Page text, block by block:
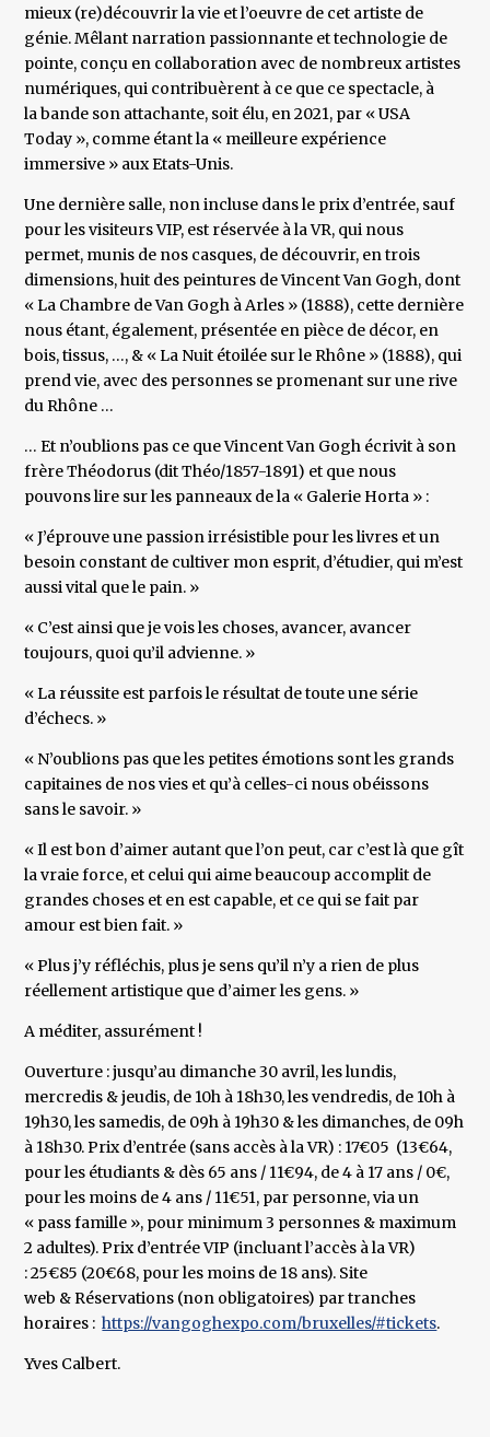
mieux (re)découvrir la vie et l’oeuvre de cet artiste de
génie. Mêlant narration passionnante et technologie de
pointe, conçu en collaboration avec de nombreux artistes
numériques, qui contribuèrent à ce que ce spectacle, à
la bande son attachante, soit élu, en 2021, par « USA
Today », comme étant la « meilleure expérience
immersive » aux Etats-Unis.
Une dernière salle, non incluse dans le prix d’entrée, sauf
pour les visiteurs VIP, est réservée à la VR, qui nous
permet, munis de nos casques, de découvrir, en trois
dimensions, huit des peintures de Vincent Van Gogh, dont
« La Chambre de Van Gogh à Arles » (1888), cette dernière
nous étant, également, présentée en pièce de décor, en
bois, tissus, …, & « La Nuit étoilée sur le Rhône » (1888), qui
prend vie, avec des personnes se promenant sur une rive
du Rhône …
… Et n’oublions pas ce que Vincent Van Gogh écrivit à son
frère Théodorus (dit Théo/1857-1891) et que nous
pouvons lire sur les panneaux de la « Galerie Horta » :
« J’éprouve une passion irrésistible pour les livres et un
besoin constant de cultiver mon esprit, d’étudier, qui m’est
aussi vital que le pain. »
« C’est ainsi que je vois les choses, avancer, avancer
toujours, quoi qu’il advienne. »
« La réussite est parfois le résultat de toute une série
d’échecs. »
« N’oublions pas que les petites émotions sont les grands
capitaines de nos vies et qu’à celles-ci nous obéissons
sans le savoir. »
« Il est bon d’aimer autant que l’on peut, car c’est là que gît
la vraie force, et celui qui aime beaucoup accomplit de
grandes choses et en est capable, et ce qui se fait par
amour est bien fait. »
« Plus j’y réfléchis, plus je sens qu’il n’y a rien de plus
réellement artistique que d’aimer les gens. »
A méditer, assurément !
Ouverture : jusqu’au dimanche 30 avril, les lundis,
mercredis & jeudis, de 10h à 18h30, les vendredis, de 10h à
19h30, les samedis, de 09h à 19h30 & les dimanches, de 09h
à 18h30. Prix d’entrée (sans accès à la VR) : 17€05 (13€64,
pour les étudiants & dès 65 ans / 11€94, de 4 à 17 ans / 0€,
pour les moins de 4 ans / 11€51, par personne, via un
« pass famille », pour minimum 3 personnes & maximum
2 adultes). Prix d’entrée VIP (incluant l’accès à la VR)
: 25€85 (20€68, pour les moins de 18 ans). Site
web & Réservations (non obligatoires) par tranches
horaires :https://vangoghexpo.com/bruxelles/#tickets.
Yves Calbert.